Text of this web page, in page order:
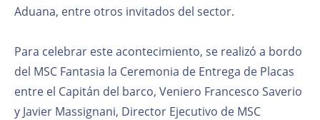
Aduana, entre otros invitados del sector.
Para celebrar este acontecimiento, se realizó a bordo
del MSC Fantasia la Ceremonia de Entrega de Placas
entre el Capitán del barco, Veniero Francesco Saverio
y Javier Massignani, Director Ejecutivo de MSC